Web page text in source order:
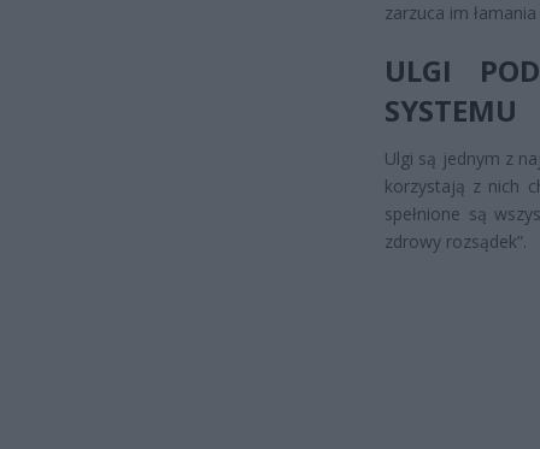
zarzuca im
ULGI
SYSTEMU
Ulgi są jednym z
korzystają z nich
spełnione są
zdrowy rozsądek”.